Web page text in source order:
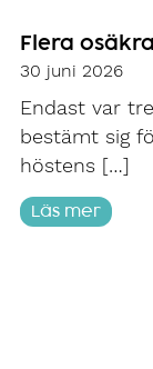
Flera
30 juni 2026
Endast var
bestämt sig
höstens […]
Läs mer